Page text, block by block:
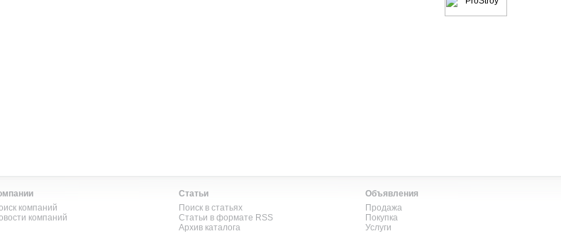
компаний
компаний
Статьи
Поиск в статьях
Статьи в формате RSS
Архив каталога
Объявления
Продажа
Покупка
Услуги